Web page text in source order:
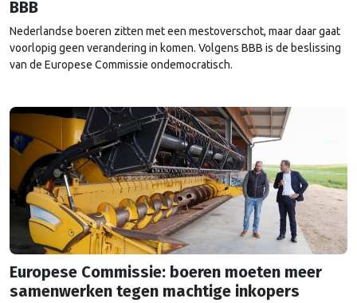
BBB
Nederlandse boeren zitten met een mestoverschot, maar daar gaat
voorlopig geen verandering in komen. Volgens BBB is de beslissing
van de Europese Commissie ondemocratisch.
Europese Commissie: boeren moeten meer
samenwerken tegen machtige inkopers